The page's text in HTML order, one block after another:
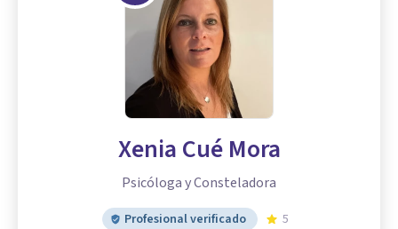
Xenia Cué Mora
Psicóloga y Consteladora
Profesional verificado
5